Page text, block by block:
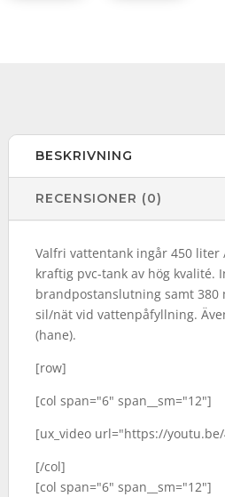
BESKRIVNING
RECENSIONER (0)
Valfri vattentank ingår 450 liter
kraftig pvc-tank av hög kvalité.
brandpostanslutning samt 380
sil/nät vid vattenpåfyllning.
(hane).
[row]
[col span="6" span__sm="12"]
[ux_video url="https://
[/col]
[col span="6" span__sm="12"]